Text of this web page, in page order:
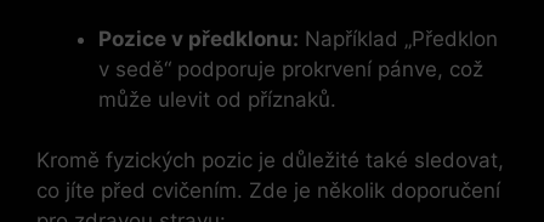
Pozice v předklonu: Například „Předklon
v sedě“ podporuje prokrvení pánve, což
může ulevit od příznaků.
Kromě fyzických pozic je důležité také sledovat,
co jíte před cvičením. Zde je několik doporučení